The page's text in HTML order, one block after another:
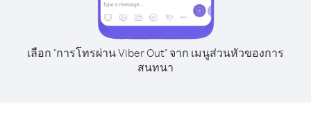
เลือก "การโทรผ่าน Viber Out" จาก เมนูส่วนหัวของการ
สนทนา